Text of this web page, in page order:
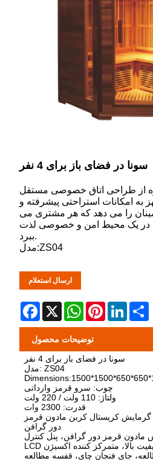
سونا در فضای باز برای 4 نفر
بیرونی 4 نفره از طراحی اتاق خصوصی مستقل
به امکانات استراحتی پیشرفته و
را می دهد که هر مشتری می
در یک محیط امن و خصوصی لذت
ببرد.
مدل:ZS04
ارسال استعلام
Facebook
X WhatsApp
Pinterest
توضیحات محصول
سونا در فضای باز برای 4 نفر
مدل: ZS04
چوب: سرو قرمز وارداتی
قدرت: 2300 وات
کریستال کربن مادون قرمز
دور گرافن
قرمز دور گرافن، پنل کنترل
LCD هوشمند، بلندگوهای با کیفیت بالا، متمرکز کننده اکسیژن
جای فنجان چای، قفسه مطالعه،